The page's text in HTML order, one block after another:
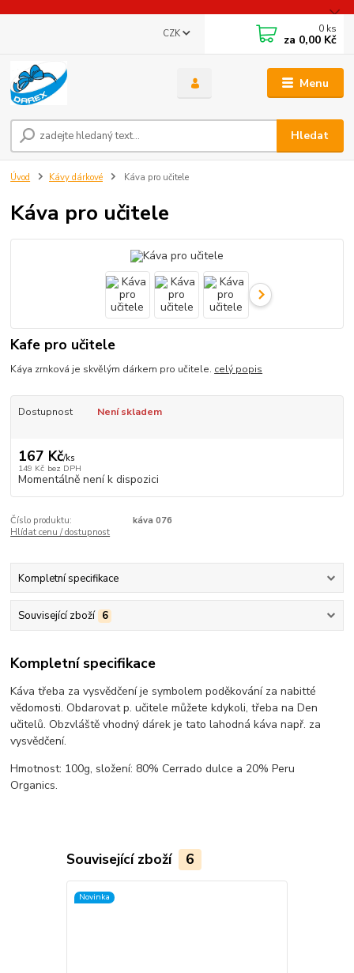
Menu
CZK
Hledat
0 ks
za 0,00 Kč
Úvod Kávy dárkové Káva pro učitele
Káva pro učitele
Kafe pro učitele
Káya zrnková je skvělým dárkem pro učitele. celý popis
Dostupnost Není skladem
167 Kč/ks
149 Kč bez DPH
Momentálně není k dispozici
Číslo produktu:
káva 076
Hlídat cenu / dostupnost
Kompletní specifikace
Související zboží 6
Kompletní specifikace
Káva třeba za vysvědčení je symbolem poděkování za nabitté
vědomosti. Obdarovat p. učitele můžete kdykoli, třeba na Den
učitelů. Obzvláště vhodný dárek je tato lahodná káva např. za
vysvědčení.
Hmotnost: 100g, složení: 80% Cerrado dulce a 20% Peru
Organics.
Související zboží 6
Novinka